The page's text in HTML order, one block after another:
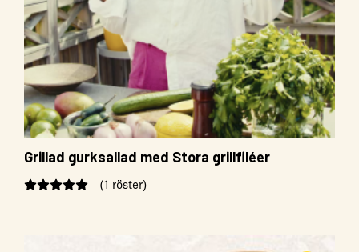
Grillad gurksallad med Stora grillfiléer
(1 röster)